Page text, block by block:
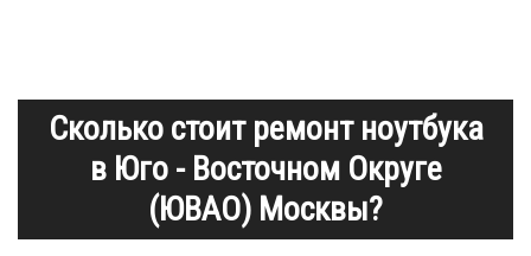
Сколько стоит ремонт ноутбука
в Юго - Восточном Округе
(ЮВАО) Москвы?